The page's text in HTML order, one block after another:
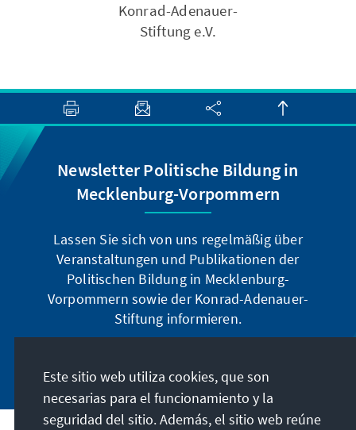
Konrad-Adenauer-
Stiftung e.V.
Newsletter Politische Bildung in
Mecklenburg-Vorpommern
Lassen Sie sich von uns regelmäßig über
Veranstaltungen und Publikationen der
Politischen Bildung in Mecklenburg-
Vorpommern sowie der Konrad-Adenauer-
Stiftung informieren.
Este sitio web utiliza cookies, que son
necesarias para el funcionamiento y la
seguridad del sitio. Además, el sitio web reúne